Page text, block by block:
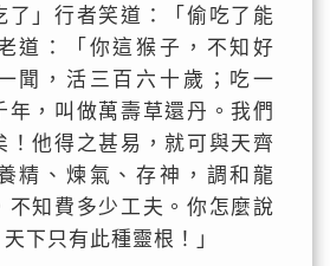
了」行者笑道：「偷吃了能
道：「你這猴子，不知好
聞，活三百六十歲；吃一
年，叫做萬壽草還丹。我們
！他得之甚易，就可與天齊
精、煉氣、存神，調和龍
不知費多少工夫。你怎麼說
下只有此種靈根！」